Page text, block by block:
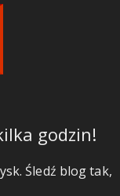
godzin!
Śledź blog tak,